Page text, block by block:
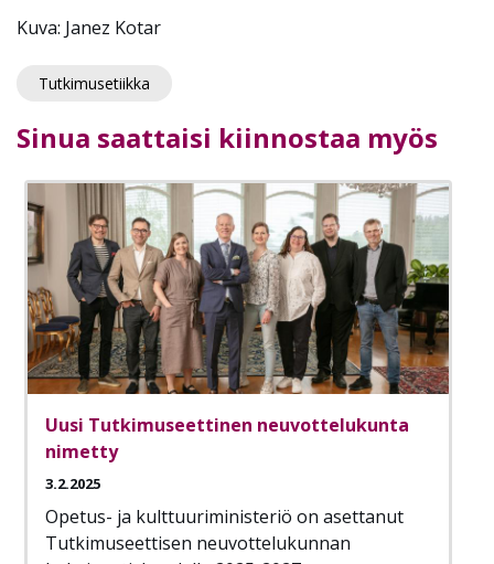
Kuva: Janez Kotar
Tutkimusetiikka
Sinua saattaisi kiinnostaa myös
Uusi Tutkimuseettinen neuvottelukunta
nimetty
3.2.2025
Opetus- ja kulttuuriministeriö on asettanut
Tutkimuseettisen neuvottelukunnan